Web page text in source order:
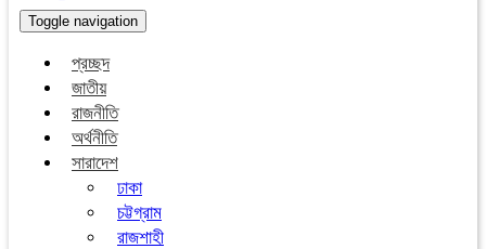
Toggle navigation
প্রচ্ছদ
জাতীয়
রাজনীতি
অর্থনীতি
সারাদেশ
ঢাকা
চট্টগ্রাম
রাজশাহী